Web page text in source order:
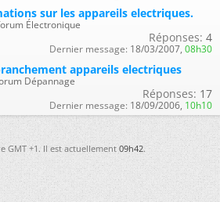
sur les appareils electriques.
Électronique
Réponses: 4
Dernier message: 18/03/2007, 08h30
appareils electriques
Dépannage
Réponses: 17
Dernier message: 18/09/2006, 10h10
GMT +1. Il est actuellement09h42.